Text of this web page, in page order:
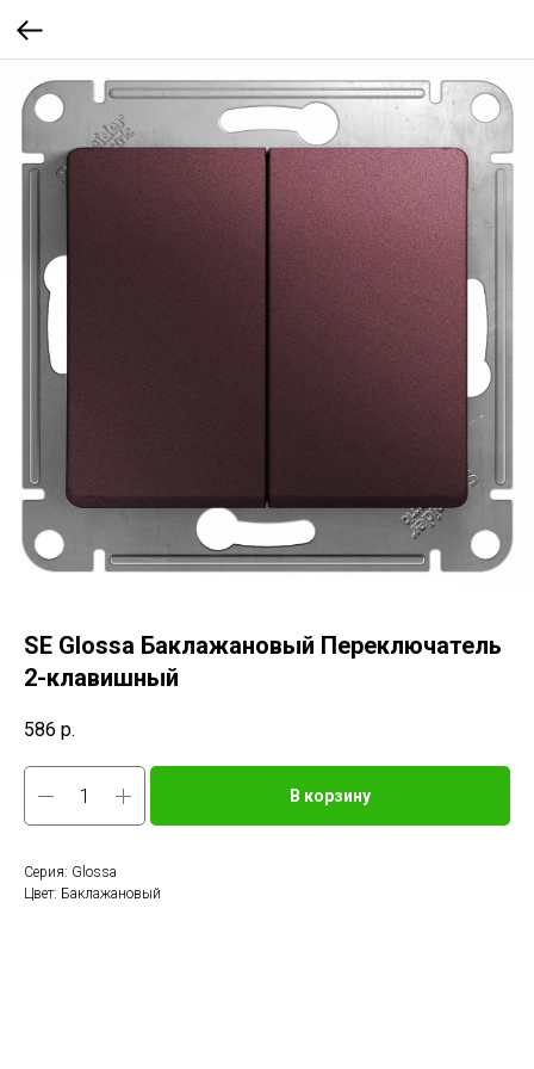
SE Glossa Баклажановый Переключатель
2-клавишный
586 р.
В корзину
Серия: Glossa
Цвет: Баклажановый